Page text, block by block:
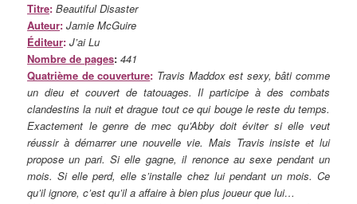
Titre: Beautiful Disaster
Auteur:Jamie McGuire
Éditeur: J’ai Lu
Nombre de pages: 441
Quatrième de couverture: Travis Maddox est sexy, bâti comme
un dieu et couvert de tatouages. Il participe à des combats
clandestins la nuit et drague tout ce qui bouge le reste du temps.
Exactement le genre de mec qu’Abby doit éviter si elle veut
réussir à démarrer une nouvelle vie. Mais Travis insiste et lui
propose un pari. Si elle gagne, il renonce au sexe pendant un
mois. Si elle perd, elle s’installe chez lui pendant un mois. Ce
qu’il ignore, c’est qu’il a affaire à bien plus joueur que lui…